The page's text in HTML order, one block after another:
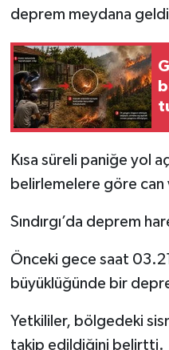
deprem meydana
Kısa süreli paniğe yol
belirlemelere göre can
Sındırgı’da deprem
Önceki gece saat
büyüklüğünde bir
Yetkililer, bölgedeki
takip edildiğini belirtti.